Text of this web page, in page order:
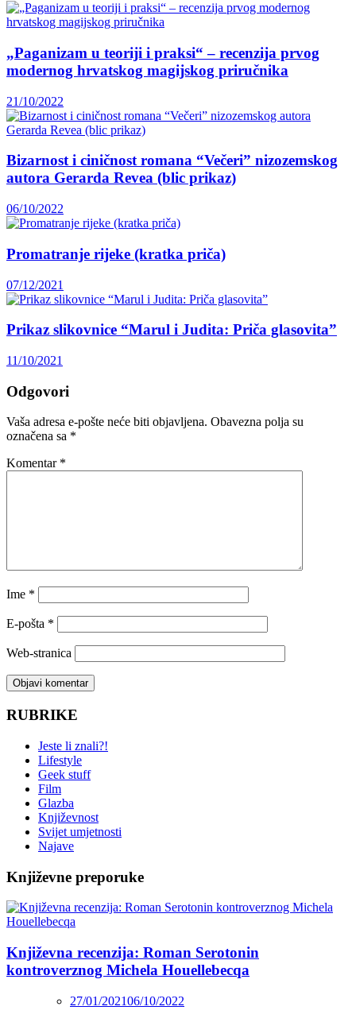
„Paganizam u teoriji i praksi“ – recenzija prvog
modernog hrvatskog magijskog priručnika
21/10/2022
Bizarnost i ciničnost romana “Večeri” nizozemskog
autora Gerarda Revea (blic prikaz)
06/10/2022
Promatranje rijeke (kratka priča)
07/12/2021
Prikaz slikovnice “Marul i Judita: Priča glasovita”
11/10/2021
Odgovori
Vaša adresa e-pošte neće biti objavljena. Obavezna polja su
označena sa *
Komentar *
Ime *
E-pošta *
Web-stranica
RUBRIKE
Jeste li znali?!
Lifestyle
Geek stuff
Film
Glazba
Književnost
Svijet umjetnosti
Najave
Književne preporuke
Književna recenzija: Roman Serotonin
kontroverznog Michela Houellebecqa
27/01/202106/10/2022